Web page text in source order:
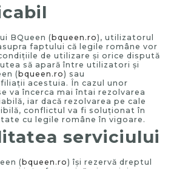
BQueen (bqueen.ro), utilizatorul
faptului că legile române vor
de utilizare şi orice dispută
să apară între utilizatori şi
(bqueen.ro) sau
acestuia. În cazul unor
va încerca mai întai rezolvarea
iar dacă rezolvarea pe cale
conflictul va fi soluţionat în
cu legile române în vigoare.
serviciului
(bqueen.ro) îşi rezervă dreptul